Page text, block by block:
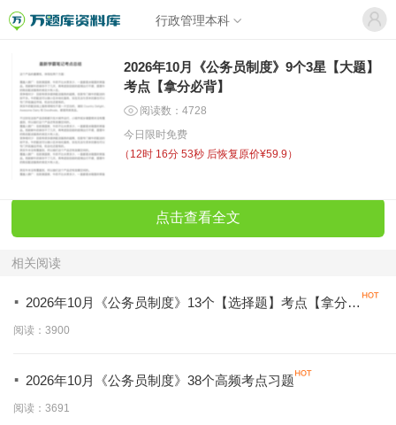
行政管理本科
2026年10月《公务员制度》9个3星【大题】
考点【拿分必背】
阅读数：4728
今日限时免费
（ 12时 16分 53秒 后恢复原价¥59.9）
点击查看全文
相关阅读
· 2026年10月《公务员制度》13个【选择题】考点【拿分必
学】
阅读：3900
· 2026年10月《公务员制度》38个高频考点习题
阅读：3691